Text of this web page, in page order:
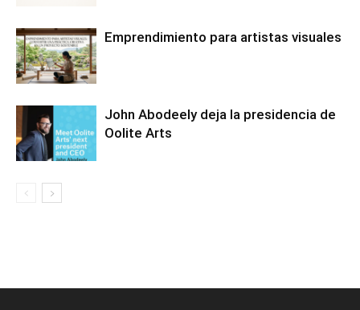
Emprendimiento para artistas visuales
John Abodeely deja la presidencia de
Oolite Arts